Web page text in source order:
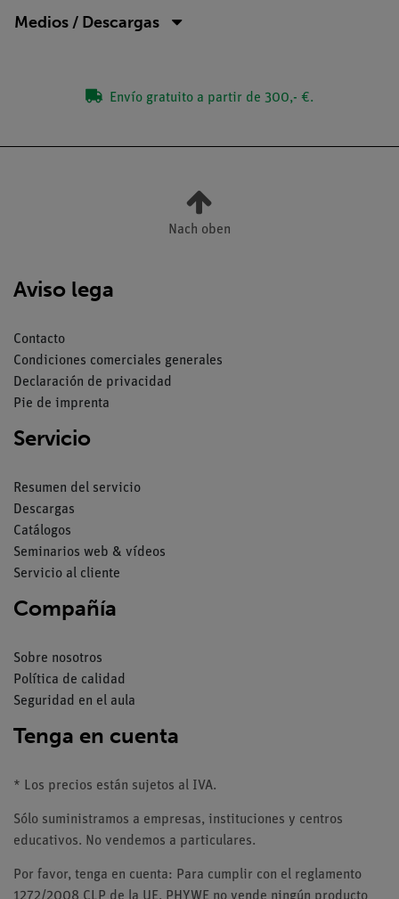
Medios / Descargas
Envío gratuito a partir de 300,- €.
Nach oben
Aviso lega
Contacto
Condiciones comerciales generales
Declaración de privacidad
Pie de imprenta
Servicio
Resumen del servicio
Descargas
Catálogos
Seminarios web & vídeos
Servicio al cliente
Compañía
Sobre nosotros
Política de calidad
Seguridad en el aula
Tenga en cuenta
* Los precios están sujetos al IVA.
Sólo suministramos a empresas, instituciones y centros
educativos. No vendemos a particulares.
Por favor, tenga en cuenta: Para cumplir con el reglamento